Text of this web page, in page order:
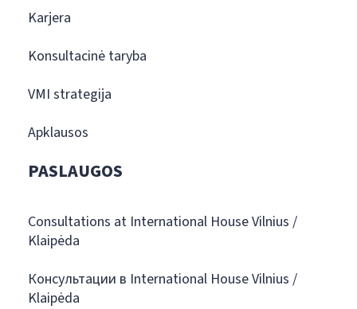
Karjera
Konsultacinė taryba
VMI strategija
Apklausos
PASLAUGOS
Consultations at International House Vilnius /
Klaipėda
Консультации в International House Vilnius /
Klaipėda